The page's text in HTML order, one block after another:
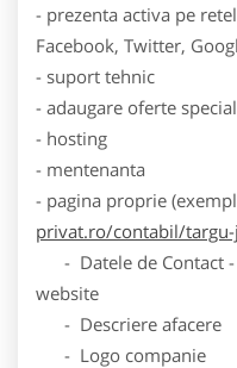
- prezenta activa pe
Facebook, Twitter,
- suport tehnic
- adaugare oferte
- hosting
- mentenanta
- pagina proprie
privat.ro/contabil/
- Datele de Contact -
website
- Descriere afacere
- Logo companie